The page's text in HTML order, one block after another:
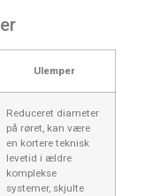
Ulemper
Reduceret diameter
på røret, kan være
en kortere teknisk
levetid i ældre
komplekse
systemer, skjulte